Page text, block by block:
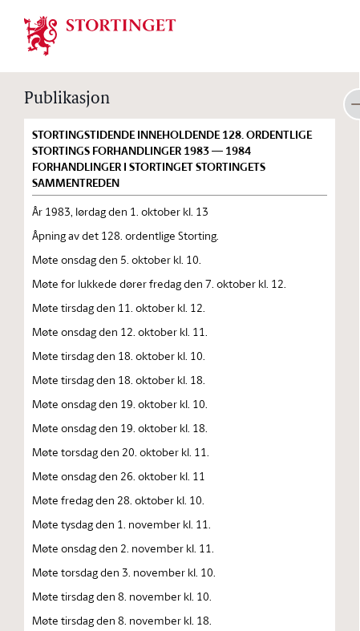
Stortinget.no
Publikasjon
STORTINGSTIDENDE INNEHOLDENDE 128. ORDENTLIGE
STORTINGS FORHANDLINGER 1983 — 1984
FORHANDLINGER I STORTINGET STORTINGETS
SAMMENTREDEN
År 1983, lørdag den 1. oktober kl. 13
Åpning av det 128. ordentlige Storting.
Møte onsdag den 5. oktober kl. 10.
Møte for lukkede dører fredag den 7. oktober kl. 12.
Møte tirsdag den 11. oktober kl. 12.
Møte onsdag den 12. oktober kl. 11.
Møte tirsdag den 18. oktober kl. 10.
Møte tirsdag den 18. oktober kl. 18.
Møte onsdag den 19. oktober kl. 10.
Møte onsdag den 19. oktober kl. 18.
Møte torsdag den 20. oktober kl. 11.
Møte onsdag den 26. oktober kl. 11
Møte fredag den 28. oktober kl. 10.
Møte tysdag den 1. november kl. 11.
Møte onsdag den 2. november kl. 11.
Møte torsdag den 3. november kl. 10.
Møte tirsdag den 8. november kl. 10.
Møte tirsdag den 8. november kl. 18.